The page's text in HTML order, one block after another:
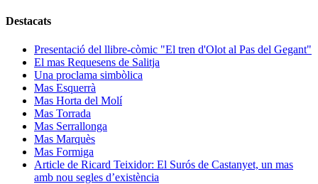
Destacats
Presentació del llibre-còmic "El tren d'Olot al Pas del Gegant"
El mas Requesens de Salitja
Una proclama simbòlica
Mas Esquerrà
Mas Horta del Molí
Mas Torrada
Mas Serrallonga
Mas Marquès
Mas Formiga
Article de Ricard Teixidor: El Surós de Castanyet, un mas
amb nou segles d’existència